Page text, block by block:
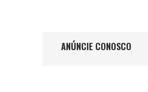
ANÚNCIE CONOSCO